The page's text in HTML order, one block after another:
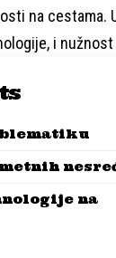
na cestama.
i
na